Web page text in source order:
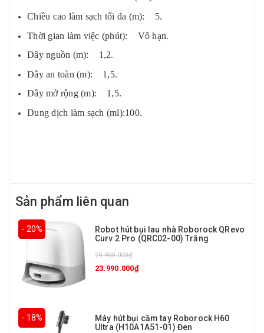
Chiều cao làm sạch tối đa (m): 5.
Thời gian làm việc (phút): Vô hạn.
Dây nguồn (m): 1,2.
Dây an toàn (m): 1,5.
Dây mở rộng (m): 1,5.
Dung dịch làm sạch (ml):100.
Sản phẩm liên quan
- 20%
Robot hút bụi lau nhà Roborock QRevo
Curv 2 Pro (QRC02-00) Trắng
29.990.000₫
23.990.000₫
- 18%
Máy hút bụi cầm tay Roborock H60
Ultra (H10A1A51-01) Đen